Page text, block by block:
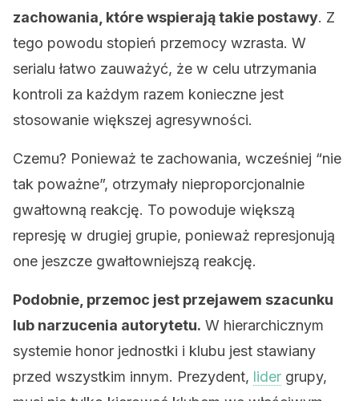
zachowania, które wspierają takie postawy. Z
tego powodu stopień przemocy wzrasta. W
serialu łatwo zauważyć, że w celu utrzymania
kontroli za każdym razem konieczne jest
stosowanie większej agresywności.
Czemu? Ponieważ te zachowania, wcześniej “nie
tak poważne”, otrzymały nieproporcjonalnie
gwałtowną reakcję. To powoduje większą
represję w drugiej grupie, ponieważ represjonują
one jeszcze gwałtowniejszą reakcję.
Podobnie, przemoc jest przejawem szacunku
lub narzucenia autorytetu. W hierarchicznym
systemie honor jednostki i klubu jest stawiany
przed wszystkim innym. Prezydent, lider grupy,